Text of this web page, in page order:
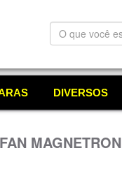
O
que
está
DIVERSOS
MAGNETRON